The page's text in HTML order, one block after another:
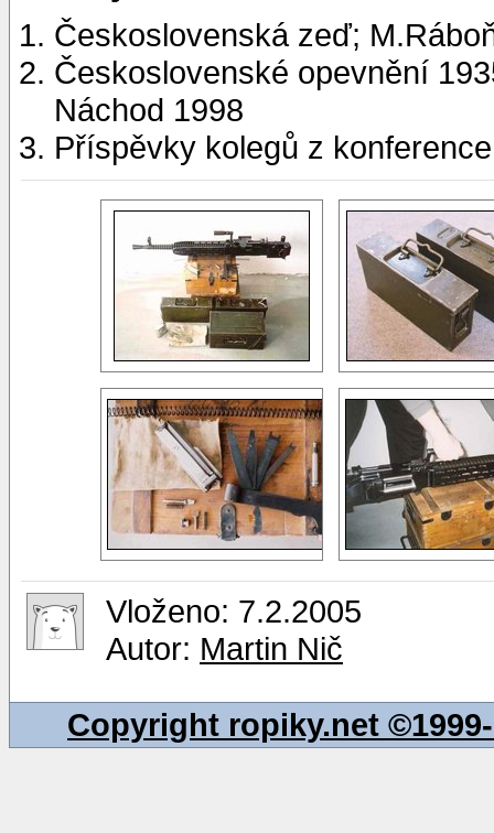
Československá zeď;
Československé opevnění
Náchod 1998
Příspěvky kolegů z
Vloženo: 7.2.2005
Autor: Martin Nič
Copyright ropiky.net